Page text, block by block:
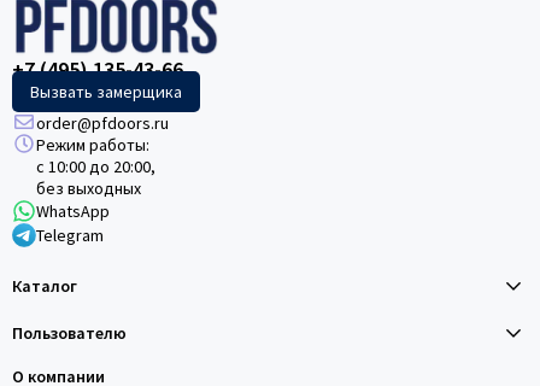
+7 (495) 135-43-66
Вызвать замерщика
order@pfdoors.ru
Режим работы:
с 10:00 до 20:00,
без выходных
WhatsApp
Telegram
Каталог
Пользователю
О компании